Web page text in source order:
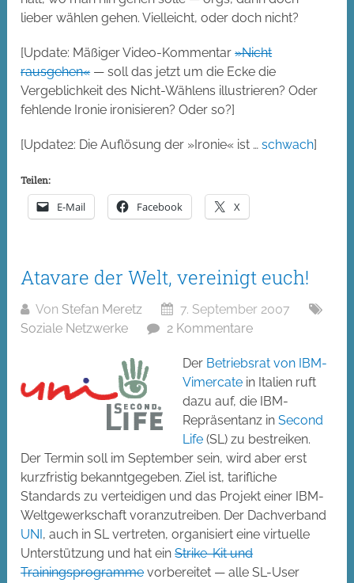
lieber wählen gehen. Vielleicht, oder doch nicht?
[Update: Mäßiger Video-Kommentar»Nicht
rausgehen«— soll das jetzt um die Ecke die
Vergeblichkeit des Nicht-Wählens illustrieren? Oder
fehlende Ironie ironisieren? Oder so?]
[Update2: Die Auflösung der »Ironie« ist …schwach]
Teilen:
E-Mail Facebook X
Atavare der Welt, vereinigt euch!
Von Stefan Meretz
7. September 2007
Soziale Netzwerke
2 Kommentare
Der Betriebsrat von IBM-
Vimercate in Italien ruft
dazu auf, die IBM-
Repräsentanz inSecond
Life (SL) zu bestreiken.
Der Termin soll im September sein, wird aber erst
kurzfristig bekanntgegeben. Ziel ist, tarifliche
Standards zu verteidigen und das Projekt einer IBM-
Weltgewerkschaft voranzutreiben. Der Dachverband
UNI , auch in SL vertreten, organisiert eine virtuelle
Unterstützung und hat einStrike-Kit und
Trainingsprogrammevorbereitet — alle SL-User